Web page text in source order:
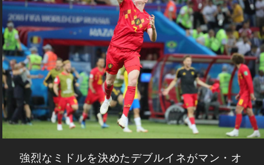
強烈なミドルを決めたデブルイネがマン・オ